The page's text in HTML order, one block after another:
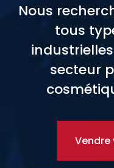
Nous
tous
secteur
Vendre